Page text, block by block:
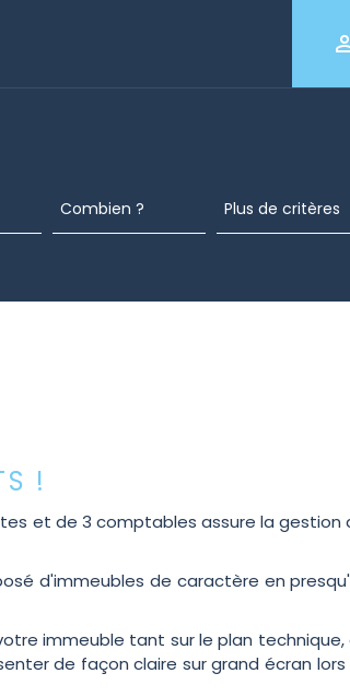
!
et de 3 comptables assure la gestion
d'immeubles de caractère en
immeuble tant sur le plan technique,
de façon claire sur grand écran lors